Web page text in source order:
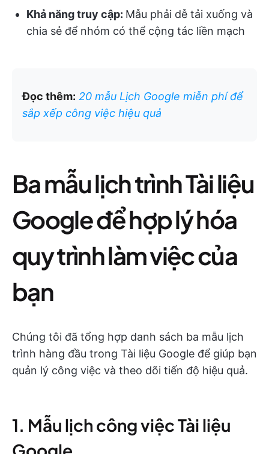
Khả năng truy cập: Mẫu phải dễ tải xuống và
chia sẻ để nhóm có thể cộng tác liền mạch
Đọc thêm: 20 mẫu Lịch Google miễn phí để
sắp xếp công việc hiệu quả
Ba mẫu lịch trình Tài liệu
Google để hợp lý hóa
quy trình làm việc của
bạn
Chúng tôi đã tổng hợp danh sách ba mẫu lịch
trình hàng đầu trong Tài liệu Google để giúp bạn
quản lý công việc và theo dõi tiến độ hiệu quả.
1. Mẫu lịch công việc Tài liệu